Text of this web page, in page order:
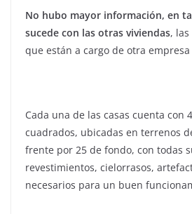
No hubo mayor información, en
sucede con las otras viviendas,
que están a cargo de otra empresa
Cada una de las casas cuenta con
cuadrados, ubicadas en terrenos
frente por 25 de fondo, con todas
revestimientos, cielorrasos,
necesarios para un buen